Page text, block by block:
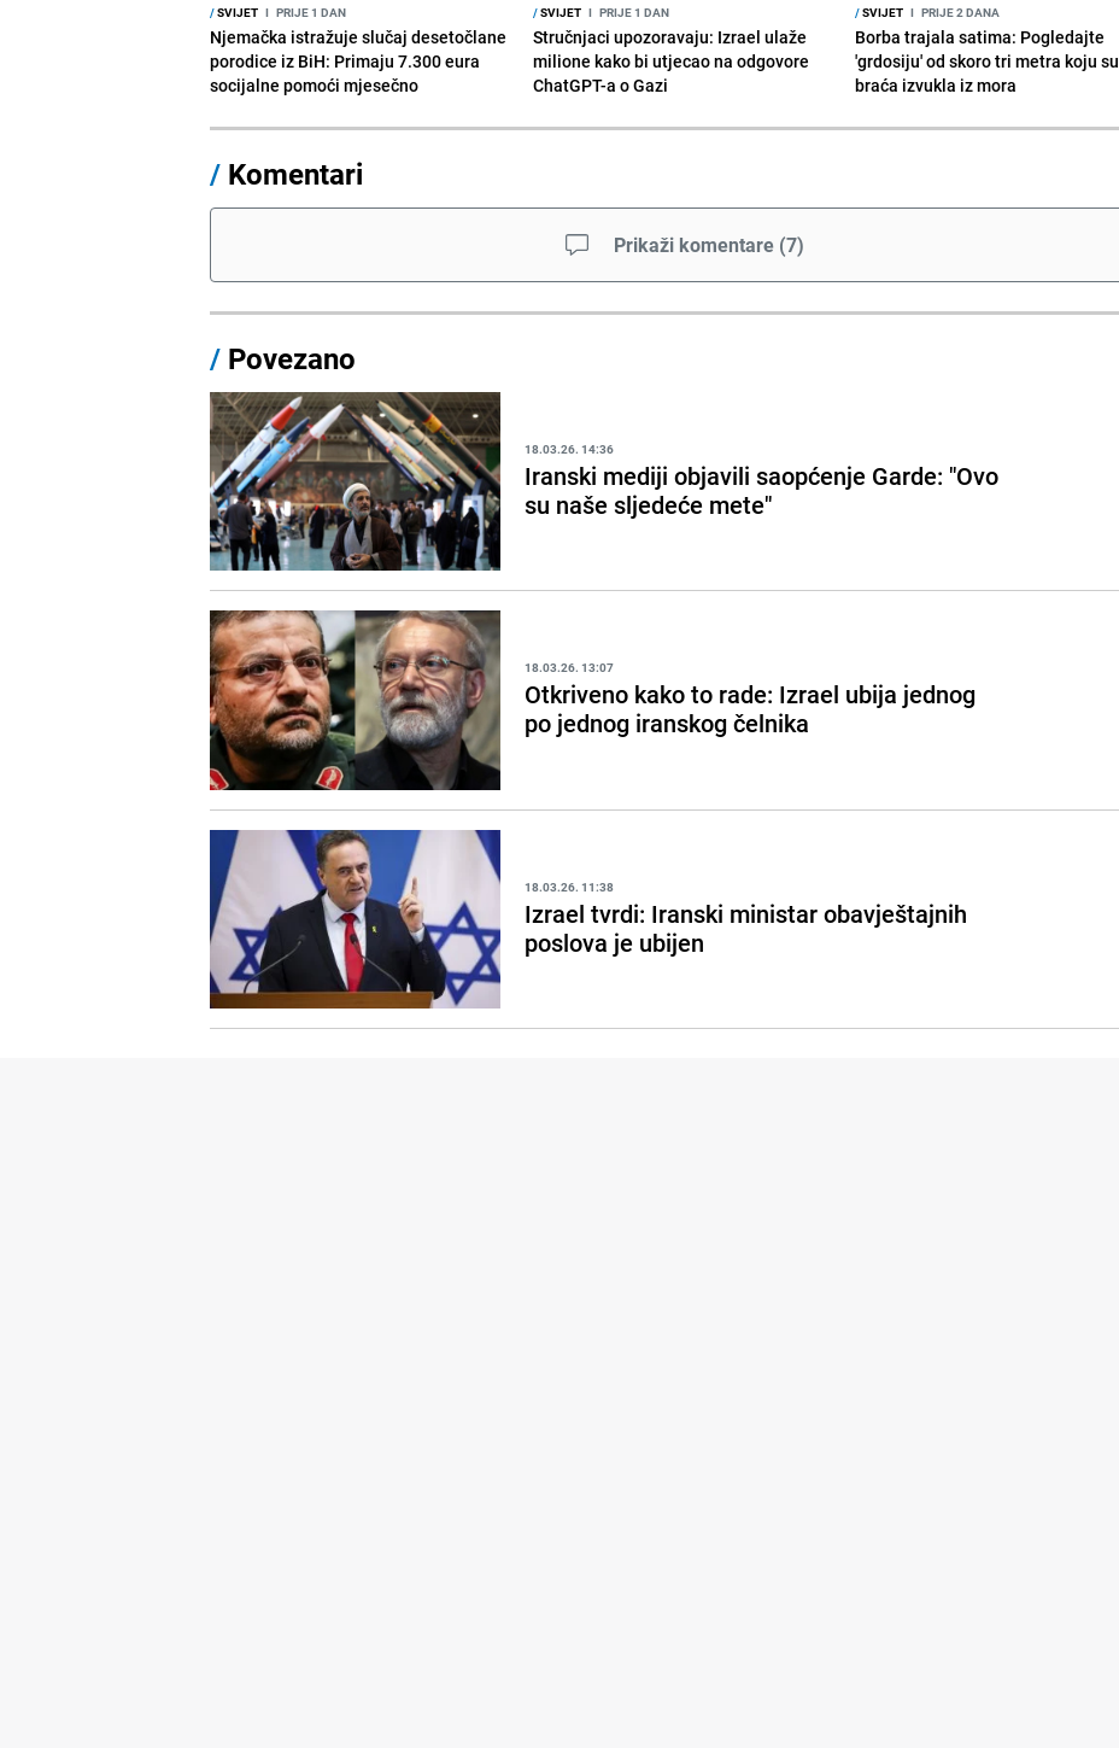
/SVIJET I PRIJE 1 DAN
Njemačka istražuje slučaj desetočlane
porodice iz BiH: Primaju 7.300 eura
socijalne pomoći mjesečno
/SVIJET I PRIJE 1 DAN
Stručnjaci upozoravaju: Izrael ulaže
milione kako bi utjecao na odgovore
ChatGPT-a o Gazi
/SVIJET I PRIJE 2 DANA
Borba trajala satima: Pogledajte
'grdosiju' od skoro tri metra koju su
braća izvukla iz mora
/ Komentari
Prikaži komentare (7)
/ Povezano
18.03.26. 14:36
Iranski mediji objavili saopćenje Garde: "Ovo
su naše sljedeće mete"
18.03.26. 13:07
Otkriveno kako to rade: Izrael ubija jednog
po jednog iranskog čelnika
18.03.26. 11:38
Izrael tvrdi: Iranski ministar obavještajnih
poslova je ubijen